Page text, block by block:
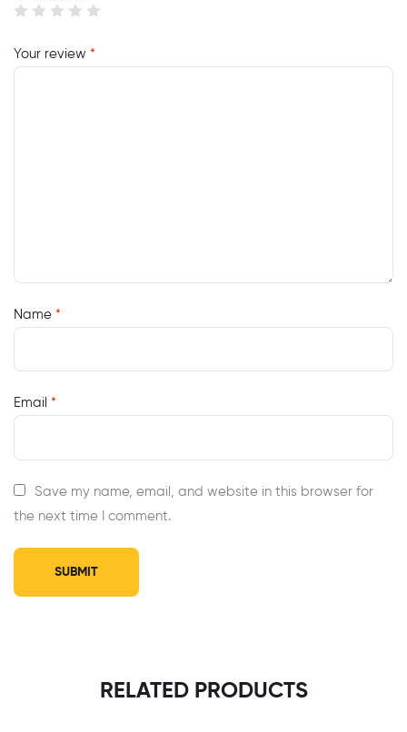
Your review *
Name *
Email *
Save my name, email, and website in this browser for
the next time I comment.
RELATED PRODUCTS